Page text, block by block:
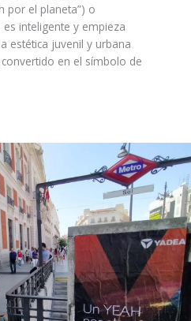
por el planeta”) o
inteligente y empieza
estética juvenil y urbana
en el símbolo de